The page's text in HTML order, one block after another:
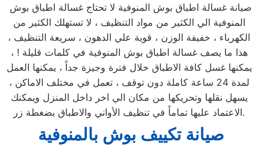
المنوفية الي الكثير من مواد التنظيف ، لا تستهلك الكثير من
الكهرباء ، خفيفة الوزن ، قوية علي الدهون ، سريعة التنظيف ،
هذا ما يصف غسالة اطباق بوش المنوفية في كلمات قليلة ! ،
يمكنها غسل كافة الاطباق خلال فترة وجيزة جداً ، يمكنها العمل
لمدة 24 ساعة كاملة دون توقف ، تعمل في مختلف الاماكن ،
يسهل نقلها وتحريكها من مكان الي اخر داخل المنزل ويمكنك
الاعتماد عليها تماماً في تنظيف الأواني والاطباق بضغطة زر.
صيانة تكييف بوش بالمنوفية